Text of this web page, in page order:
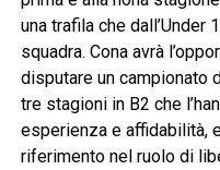
una trafila che dall’Under
squadra. Cona avrà
disputare un campionato
tre stagioni in B2 che
esperienza e affidabilità,
riferimento nel ruolo di